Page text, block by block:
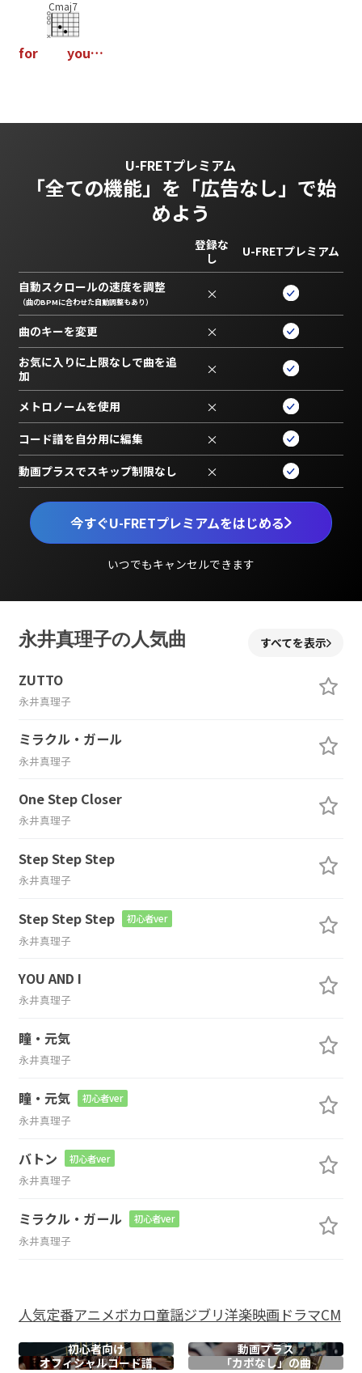
for
Cmaj7
you…
U-FRETプレミアム
「全ての機能」を 「広告なし」で始
めよう
今すぐU-FRETプレミアムをはじめる
いつでもキャンセルできます
登録な
し
U-FRETプレミアム
自動スクロールの速度を調整
（曲のBPMに合わせた自動調整もあり） ×
曲のキーを変更 ×
お気に入りに上限なしで曲を追
加
×
メトロノームを使用 ×
コード譜を自分用に編集 ×
動画プラスでスキップ制限なし ×
永井真理子の人気曲 すべてを表示
ZUTTO
永井真理子
ミラクル・ガール
永井真理子
One Step Closer
永井真理子
Step Step Step
永井真理子
Step Step Step 初心者ver
永井真理子
YOU AND I
永井真理子
瞳・元気
永井真理子
瞳・元気 初心者ver
永井真理子
バトン 初心者ver
永井真理子
ミラクル・ガール 初心者ver
永井真理子
人気定番アニメボカロ童謡ジブリ洋楽映画ドラマCM
初心者向け
動画プラス
オフィシャルコード譜 「カポなし」の曲